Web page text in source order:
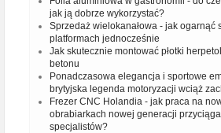
jak ją dobrze wykorzystać?
Sprzedaż wielokanałowa - jak ogarnąć
platformach jednocześnie
Jak skutecznie montować płotki
betonu
Ponadczasowa elegancja i sportowe
brytyjska legenda motoryzacji wciąż
Frezer CNC Holandia - jak praca na
obrabiarkach nowej generacji
specjalistów?